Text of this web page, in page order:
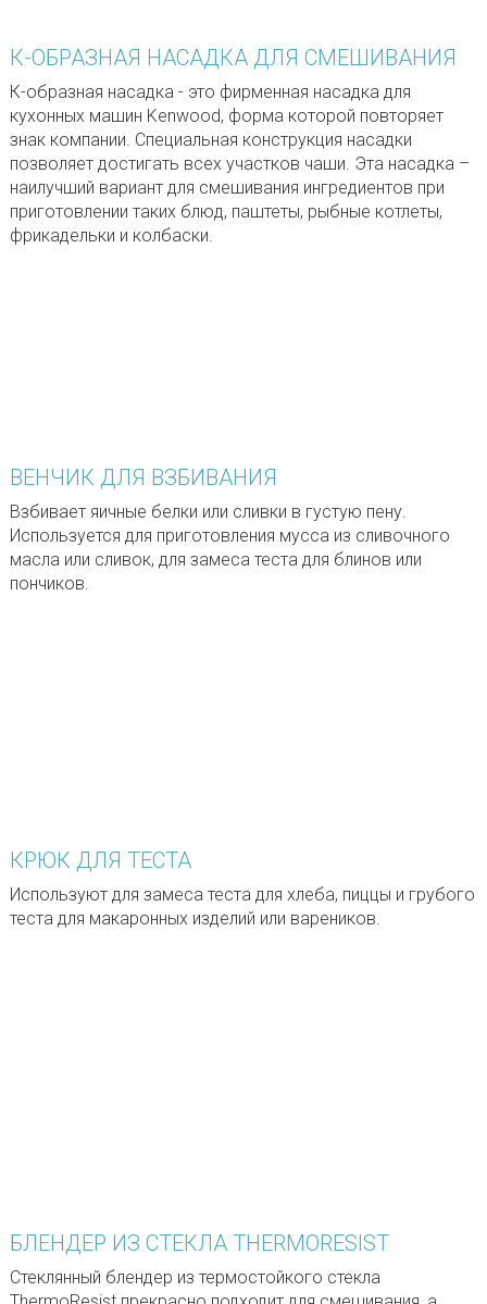
К-ОБРАЗНАЯ НАСАДКА ДЛЯ СМЕШИВАНИЯ
К-образная насадка - это фирменная насадка для
кухонных машин Kenwood, форма которой повторяет
знак компании. Специальная конструкция насадки
позволяет достигать всех участков чаши. Эта насадка –
наилучший вариант для смешивания ингредиентов при
приготовлении таких блюд, паштеты, рыбные котлеты,
фрикадельки и колбаски.
ВЕНЧИК ДЛЯ ВЗБИВАНИЯ
Взбивает яичные белки или сливки в густую пену.
Используется для приготовления мусса из сливочного
масла или сливок, для замеса теста для блинов или
пончиков.
КРЮК ДЛЯ ТЕСТА
Используют для замеса теста для хлеба, пиццы и грубого
теста для макаронных изделий или вареников.
БЛЕНДЕР ИЗ СТЕКЛА THERMORESIST
Стеклянный блендер из термостойкого стекла